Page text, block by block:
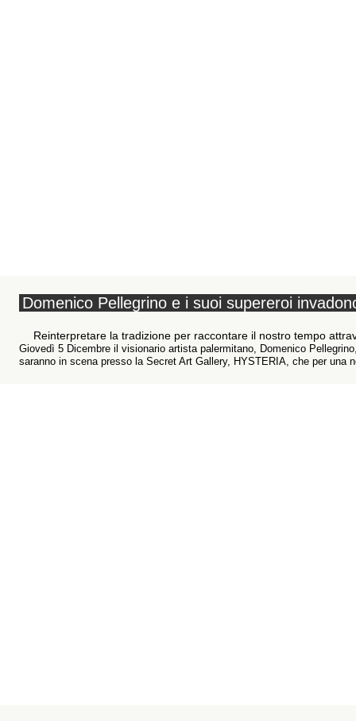
Domenico Pellegrino e i suoi supereroi
Reinterpretare la tradizione per raccontare il nostro tempo
Giovedì 5 Dicembre il visionario artista palermitano, Domenico
saranno in scena presso la Secret Art Gallery, HYSTERIA, che per una